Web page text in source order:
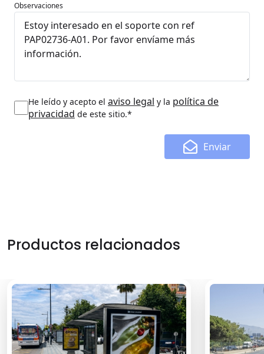
Observaciones
He leído y acepto el aviso legal y la política de
privacidad de este sitio.*
Enviar
Productos relacionados